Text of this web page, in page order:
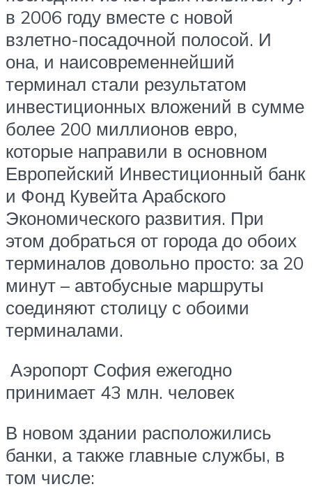
в 2006 году вместе с новой
взлетно-посадочной полосой. И
она, и наисовременнейший
терминал стали результатом
инвестиционных вложений в сумме
более 200 миллионов евро,
которые направили в основном
Европейский Инвестиционный банк
и Фонд Кувейта Арабского
Экономического развития. При
этом добраться от города до обоих
терминалов довольно просто: за 20
минут – автобусные маршруты
соединяют столицу с обоими
терминалами.
Аэропорт София ежегодно
принимает 43 млн. человек
В новом здании расположились
банки, а также главные службы, в
том числе: